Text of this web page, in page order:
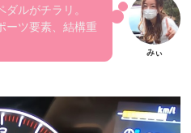
ルがチラリ。
ーツ要素、結構重